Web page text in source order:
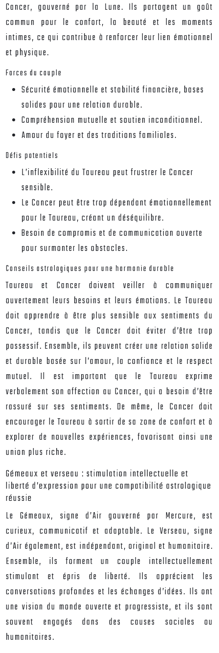
Cancer, gouverné par la Lune. Ils partagent un goût
commun pour le confort, la beauté et les moments
intimes, ce qui contribue à renforcer leur lien émotionnel
et physique.
Forces du couple
Sécurité émotionnelle et stabilité financière, bases
solides pour une relation durable.
Compréhension mutuelle et soutien inconditionnel.
Amour du foyer et des traditions familiales.
Défis potentiels
L’inflexibilité du Taureau peut frustrer le Cancer
sensible.
Le Cancer peut être trop dépendant émotionnellement
pour le Taureau, créant un déséquilibre.
Besoin de compromis et de communication ouverte
pour surmonter les obstacles.
Conseils astrologiques pour une harmonie durable
Taureau et Cancer doivent veiller à communiquer
ouvertement leurs besoins et leurs émotions. Le Taureau
doit apprendre à être plus sensible aux sentiments du
Cancer, tandis que le Cancer doit éviter d’être trop
possessif. Ensemble, ils peuvent créer une relation solide
et durable basée sur l’amour, la confiance et le respect
mutuel. Il est important que le Taureau exprime
verbalement son affection au Cancer, qui a besoin d’être
rassuré sur ses sentiments. De même, le Cancer doit
encourager le Taureau à sortir de sa zone de confort et à
explorer de nouvelles expériences, favorisant ainsi une
union plus riche.
Gémeaux et verseau : stimulation intellectuelle et
liberté d’expression pour une compatibilité astrologique
réussie
Le Gémeaux, signe d’Air gouverné par Mercure, est
curieux, communicatif et adaptable. Le Verseau, signe
d’Air également, est indépendant, original et humanitaire.
Ensemble, ils forment un couple intellectuellement
stimulant et épris de liberté. Ils apprécient les
conversations profondes et les échanges d’idées. Ils ont
une vision du monde ouverte et progressiste, et ils sont
souvent engagés dans des causes sociales ou
humanitaires.